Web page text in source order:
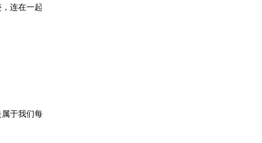
连在一起
于我们每